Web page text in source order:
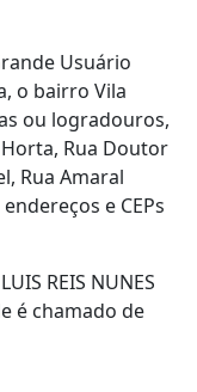
Usuário
o bairro Vila
ou logradouros,
Rua Doutor
Rua Amaral
e CEPs
REIS NUNES
é chamado de